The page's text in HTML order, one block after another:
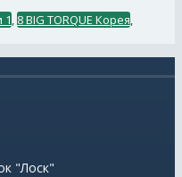
1 8 BIG TORQUE Корея
"Лоск"